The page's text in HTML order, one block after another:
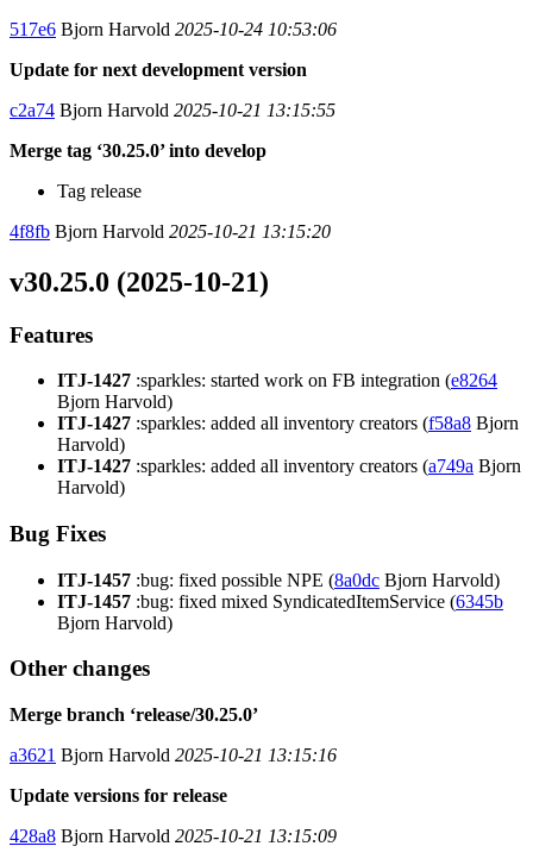
517e6 Bjorn Harvold 2025-10-24 10:53:06
Update for next development version
c2a74 Bjorn Harvold 2025-10-21 13:15:55
Merge tag ‘30.25.0’ into develop
Tag release
4f8fb Bjorn Harvold 2025-10-21 13:15:20
v30.25.0 (2025-10-21)
Features
ITJ-1427 :sparkles: started work on FB integration (e8264
Bjorn Harvold)
ITJ-1427 :sparkles: added all inventory creators (f58a8 Bjorn
Harvold)
ITJ-1427 :sparkles: added all inventory creators (a749a Bjorn
Harvold)
Bug Fixes
ITJ-1457 :bug: fixed possible NPE (8a0dc Bjorn Harvold)
ITJ-1457 :bug: fixed mixed SyndicatedItemService (6345b
Bjorn Harvold)
Other changes
Merge branch ‘release/30.25.0’
a3621 Bjorn Harvold 2025-10-21 13:15:16
Update versions for release
428a8 Bjorn Harvold 2025-10-21 13:15:09